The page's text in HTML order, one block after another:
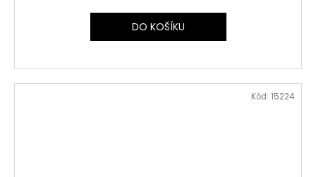
DO KOŠÍKU
Kód: 15224